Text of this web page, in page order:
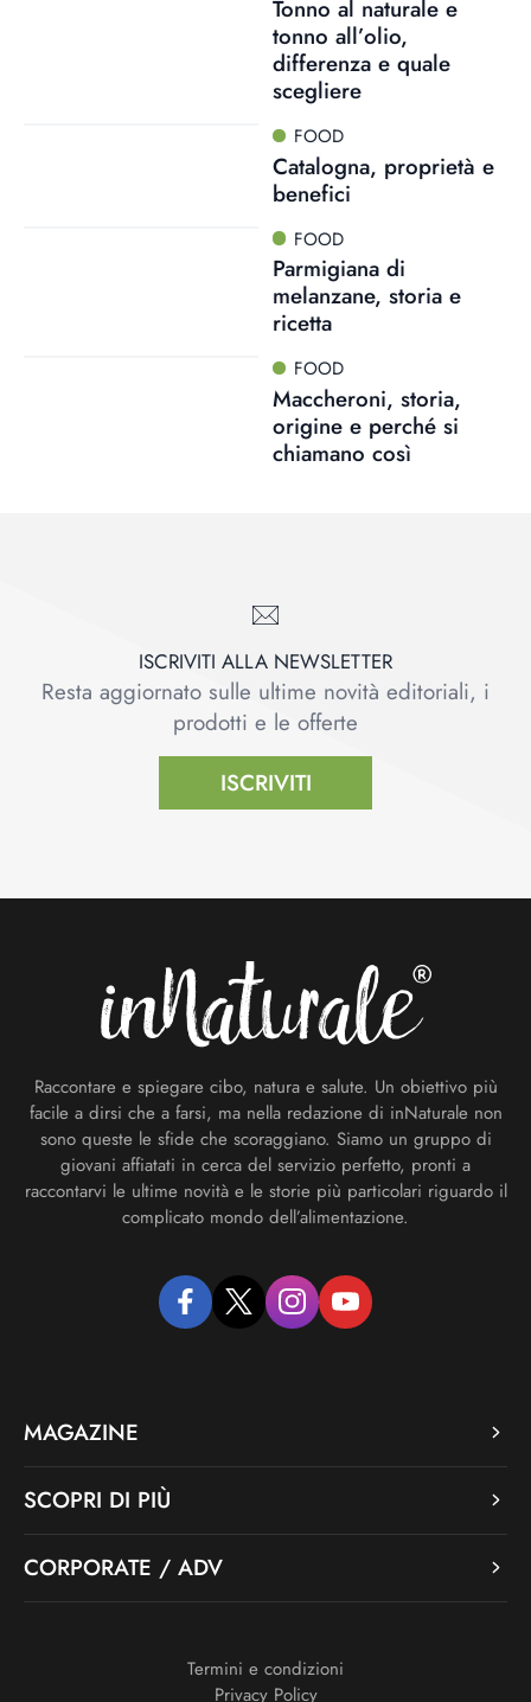
Tonno al naturale e
tonno all’olio,
differenza e quale
scegliere
FOOD
Catalogna, proprietà e
benefici
FOOD
Parmigiana di
melanzane, storia e
ricetta
FOOD
Maccheroni, storia,
origine e perché si
chiamano così
ISCRIVITI ALLA NEWSLETTER
Resta aggiornato sulle ultime novità editoriali, i
prodotti e le offerte
ISCRIVITI
Raccontare e spiegare cibo, natura e salute. Un obiettivo più
facile a dirsi che a farsi, ma nella redazione di inNaturale non
sono queste le sfide che scoraggiano. Siamo un gruppo di
giovani affiatati in cerca del servizio perfetto, pronti a
raccontarvi le ultime novità e le storie più particolari riguardo il
complicato mondo dell’alimentazione.
facebooktwitter instagramyoutube
MAGAZINE
SCOPRI DI PIÙ
CORPORATE / ADV
Termini e condizioni
Privacy Policy